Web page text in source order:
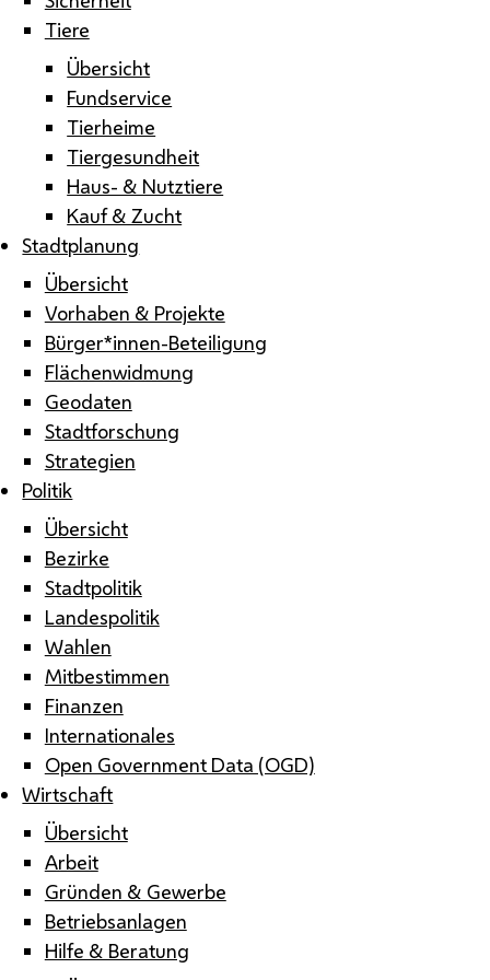
Tiere
Übersicht
Fundservice
Tierheime
Tiergesundheit
Haus- & Nutztiere
Kauf & Zucht
Stadtplanung
Übersicht
Vorhaben & Projekte
Bürger*innen-Beteiligung
Flächenwidmung
Geodaten
Stadtforschung
Strategien
Politik
Übersicht
Bezirke
Stadtpolitik
Landespolitik
Wahlen
Mitbestimmen
Finanzen
Internationales
Open Government Data (OGD)
Wirtschaft
Übersicht
Arbeit
Gründen & Gewerbe
Betriebsanlagen
Hilfe & Beratung